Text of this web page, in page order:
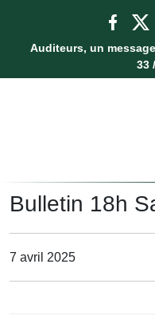
Auditeurs, un
33
Bulletin 18h
7 avril 2025